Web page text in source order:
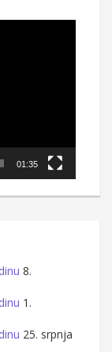
01:35
8.
1.
25. srpnja